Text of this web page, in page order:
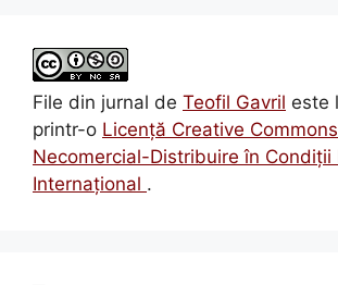
File din jurnal de Teofil Gavril este
printr-o Licenţă Creative
Necomercial-Distribuire în Condiţii
Internațional .